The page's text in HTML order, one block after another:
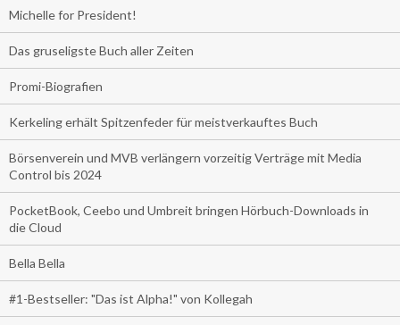
Michelle for President!
Das gruseligste Buch aller Zeiten
Promi-Biografien
Kerkeling erhält Spitzenfeder für meistverkauftes Buch
Börsenverein und MVB verlängern vorzeitig Verträge mit Media
Control bis 2024
PocketBook, Ceebo und Umbreit bringen Hörbuch-Downloads in
die Cloud
Bella Bella
#1-Bestseller: "Das ist Alpha!" von Kollegah